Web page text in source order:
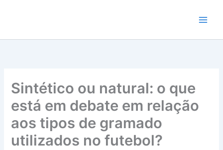
conteúdo
Sintético ou natural: o que
está em debate em relação
aos tipos de gramado
utilizados no futebol?